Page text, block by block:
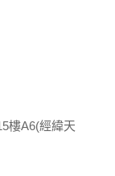
樓A6(經緯天